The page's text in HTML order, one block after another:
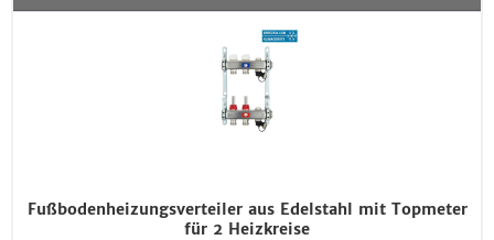
Fußbodenheizungsverteiler aus Edelstahl mit Topmeter
für 2 Heizkreise